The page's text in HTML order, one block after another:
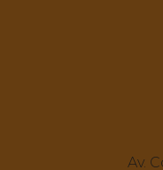
VIII Congreso
de Compañía
Av.